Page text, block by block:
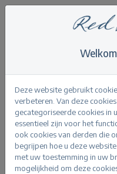
Kate
Terug
Kate darkstone
Deze website gebruikt
verbeteren. Van deze
gecategoriseerde cookies in
essentieel zijn voor het
ook cookies van derden die
begrijpen hoe u deze
met uw toestemming in uw
mogelijkheid om deze